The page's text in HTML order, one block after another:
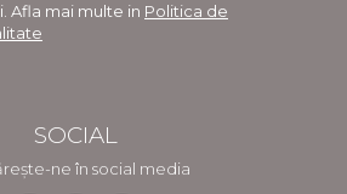
Afla mai multe in Politica de
SOCIAL
ne în social media